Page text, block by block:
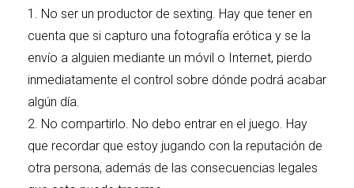
1. No ser un productor de sexting. Hay que tener en
cuenta que si capturo una fotografía erótica y se la
envío a alguien mediante un móvil o Internet, pierdo
inmediatamente el control sobre dónde podrá acabar
algún día.
2. No compartirlo. No debo entrar en el juego. Hay
que recordar que estoy jugando con la reputación de
otra persona, además de las consecuencias legales